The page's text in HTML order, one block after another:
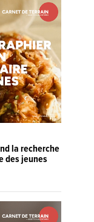
la recherche
des jeunes